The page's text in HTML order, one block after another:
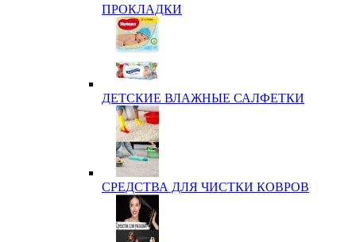
ПРОКЛАДКИ
ДЕТСКИЕ ВЛАЖНЫЕ САЛФЕТКИ
СРЕДСТВА ДЛЯ ЧИСТКИ КОВРОВ